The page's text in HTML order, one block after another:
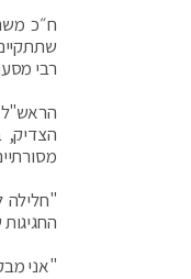
ח״כ
רבי
הראש"ל
הצדיק,
"אני